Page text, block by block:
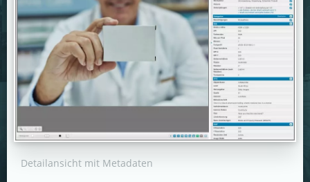
Detailansicht mit Metadaten